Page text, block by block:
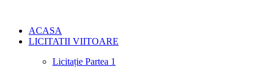
ACASA
LICITATII VIITOARE
Licitație Partea 1